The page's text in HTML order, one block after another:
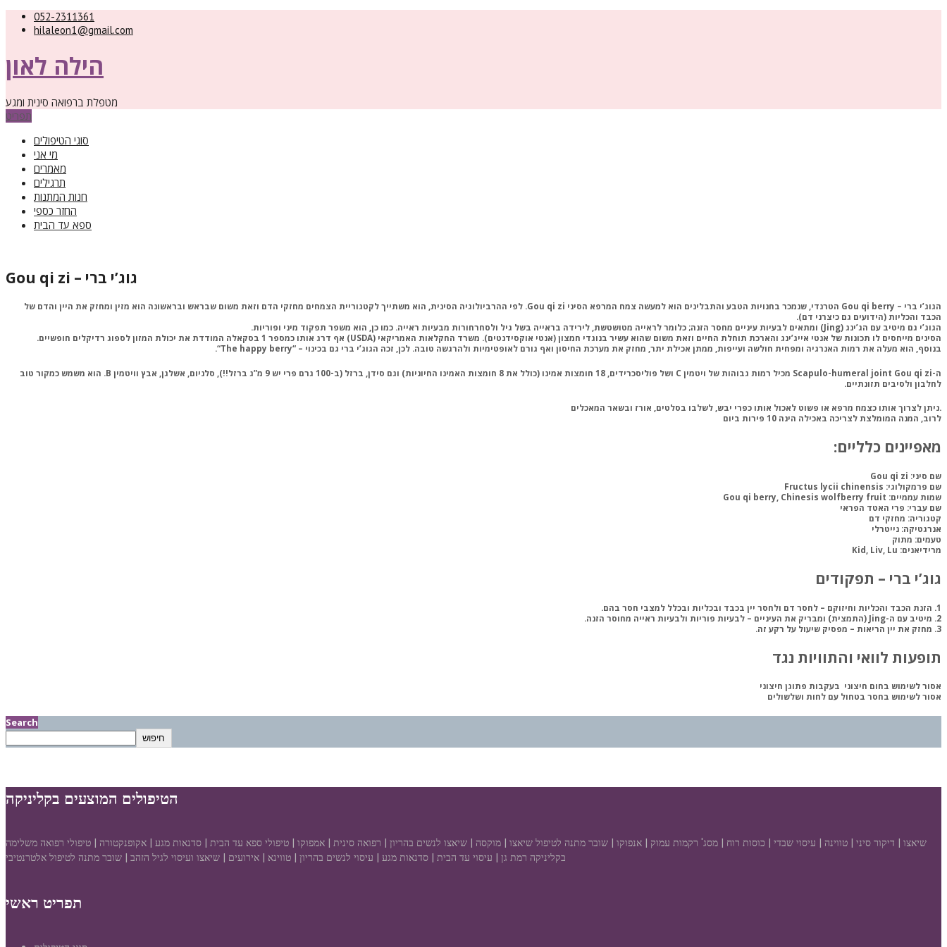
052-2311361
hilaleon1@gmail.com
הילה לאון
מטפלת ברפואה סינית ומגע
תפריט
סוגי הטיפולים
מי אני
מאמרים
תרגילים
חנות המתנות
החזר כספי
ספא עד הבית
Gou qi zi – גוג’י ברי
הגוג’י ברי – Gou qi berry הטרנדי, שנמכר בחנויות הטבע והתבלינים הוא למעשה צמח המרפא ‏הסיני
. לפי ההרביולוגיה הסינית, הוא משתייך לקטגוריית הצמחים מחזקי הדם וזאת משום שבראש ‏ובראשונה הוא מזין ומחזק את היין והדם של
הכבד והכליות (הידועים גם כיצרני דם).‏
הגוג’י גם מיטיב עם הג’ינג (‏Jing‏) ומתאים לבעיות עיניים מחסר הזנה; כלומר לראייה מטושטשת, ‏לירידה בראייה בשל גיל ולסחרחורות מבעיות ראייה. כמו כן, הוא משפר תפקוד מיני ופוריות. ‏
הסינים מייחסים לו תכונות של אנטי אייג’ינג והארכת תוחלת החיים וזאת משום שהוא עשיר ‏בנוגדי חמצון (אנטי אוקסידנטים). משרד החקלאות האמריקאי (‏USDA‏) אף דרג אותו כמספר 1 ‏בסקאלה המודדת את יכולת המזון לספוג רדיקלים חופשיים. ‏
בנוסף, הוא מעלה את רמות האנרגיה ומפחית חולשה ועייפות, ממתן אכילת יתר, מחזק את ‏מערכת החיסון ואף גורם לאופטימיות ולהרגשה טובה. לכן, זכה הגוג’י ברי גם בכינוי – “
“.‏
ה-Scapulo-humeral joint
Gou qi zi‏ מכיל רמות גבוהות של ויטמין ‏C‏ ושל פוליסכרידים, 18 חומצות אמינו (כולל את 8 ‏חומצות האמינו החיוניות) וגם סידן, ברזל (ב-100 גרם פרי יש 9 מ”ג ברזל!!), סלניום, אשלגן, אבץ ‏וויטמין ‏B‏. הוא משמש כמקור טוב
לחלבון ולסיבים תזונתיים. ‏
ניתן לצרוך אותו כצמח מרפא או פשוט לאכול אותו כפרי יבש, לשלבו בסלטים, אורז ובשאר ‏המאכלים.
לרוב, המנה המומלצת לצריכה באכילה הינה 10 פירות ביום
מאפיינים כלליים:‏
שם סיני:
שם פרמקולוגי: Fructus lycii chinensis
שמות עממיים:
שם עברי: פרי האטד הפראי
קטגוריה: מחזקי דם
אנרגטיקה: נייטרלי
טעמים: מתוק
מרידיאנים:
גוג’י ברי – תפקודים
1
. הזנת הכבד והכליות וחיזוקם – לחסר דם ולחסר יין בכבד ובכליות ובכלל למצבי חסר בהם.
2. מיטיב עם ה-Jing (התמצית) ומבריק את העיניים
– לבעיות פוריות ולבעיות ראייה מחוסר הזנה.
3. מחזק את יין הריאות – מפסיק שיעול על רקע זה.
תופעות לוואי והתוויות נגד
אסור לשימוש בחום חיצוני בעקבות פתוגן חיצוני
אסור לשימוש בחסר בטחול עם לחות ושלשולים
Search
חיפוש
הטיפולים המוצעים בקליניקה
שיאצו | דיקור סיני | טווינה | עיסוי שבדי | כוסות רוח | מסג' רקמות עמוק | אנפוקו | שובר מתנה לטיפול שיאצו | מוקסה | שיאצו לנשים בהריון | רפואה סינית | אמפוקו | טיפולי ספא עד הבית | סדנאות מגע | אקופנקטורה | טיפולי רפואה משלימה
בקליניקה רמת גן | עיסוי עד הבית | סדנאות מגע | עיסוי לנשים בהריון | טווינא | אירועים | שיאצו ועיסוי לגיל הזהב | שובר מתנה לטיפול אלטרנטיבי
תפריט ראשי